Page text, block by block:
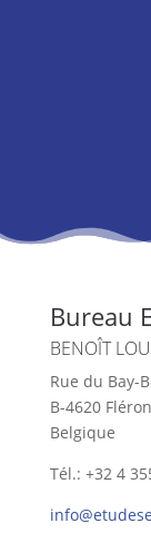
Bureau
BENOÎT
Rue du Bay-
B-4620 Fléron
Belgique
Tél.: +32 4